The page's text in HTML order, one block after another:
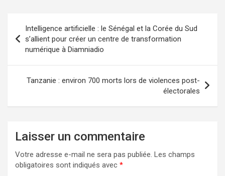
Intelligence artificielle : le Sénégal et la Corée du Sud
s’allient pour créer un centre de transformation
numérique à Diamniadio
Tanzanie : environ 700 morts lors de violences post-
électorales
Laisser un commentaire
Votre adresse e-mail ne sera pas publiée. Les champs
obligatoires sont indiqués avec *